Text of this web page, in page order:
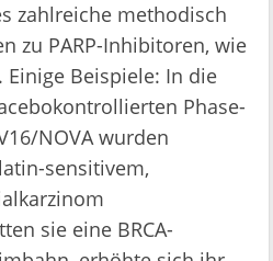
zahlreiche methodisch
zu PARP-Inhibitoren, wie
Beispiele: In die
Phase-
NOVA wurden
sensitivem,
sie eine BRCA-